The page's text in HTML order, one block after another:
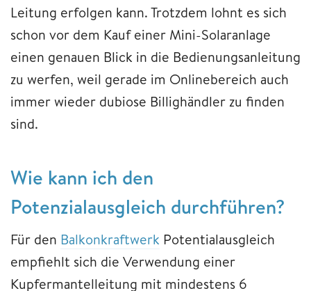
Leitung erfolgen kann. Trotzdem lohnt es sich
schon vor dem Kauf einer Mini-Solaranlage
einen genauen Blick in die Bedienungsanleitung
zu werfen, weil gerade im Onlinebereich auch
immer wieder dubiose Billighändler zu finden
sind.
Wie kann ich den
Potenzialausgleich durchführen?
Für den Balkonkraftwerk Potentialausgleich
empfiehlt sich die Verwendung einer
Kupfermantelleitung mit mindestens 6